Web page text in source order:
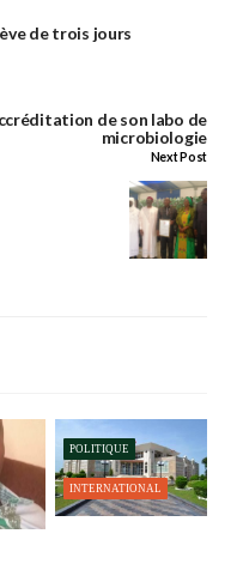
de trois jours
de son labo de
microbiologie
Next Post
POLITIQUE
INTERNATIONAL